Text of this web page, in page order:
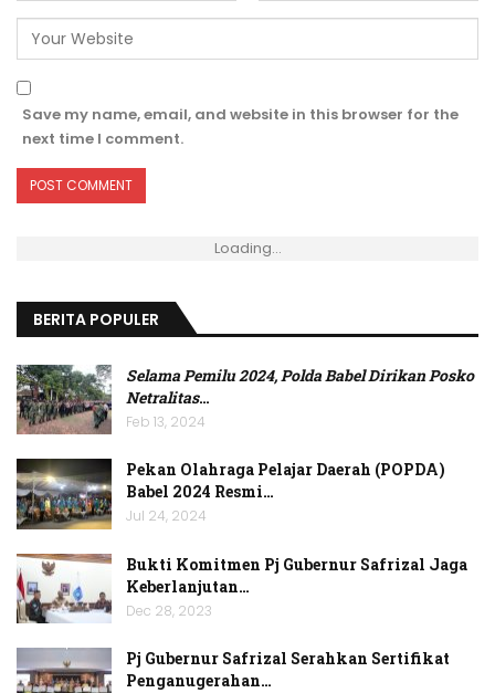
Save my name, email, and website in this browser for the
next time I comment.
Loading...
BERITA POPULER
Selama Pemilu 2024, Polda Babel Dirikan Posko
Netralitas…
Feb 13, 2024
Pekan Olahraga Pelajar Daerah (POPDA)
Babel 2024 Resmi…
Jul 24, 2024
Bukti Komitmen Pj Gubernur Safrizal Jaga
Keberlanjutan…
Dec 28, 2023
Pj Gubernur Safrizal Serahkan Sertifikat
Penganugerahan…